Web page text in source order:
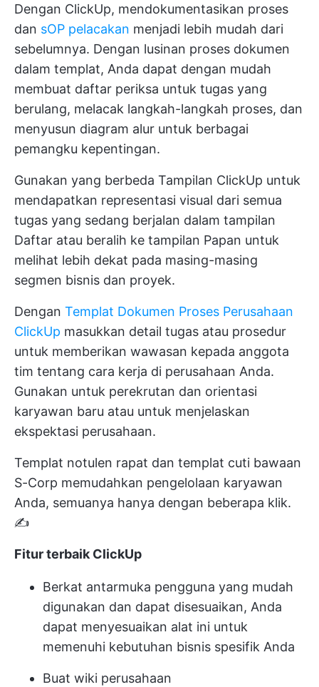
Dengan ClickUp, mendokumentasikan proses
dan sOP pelacakan menjadi lebih mudah dari
sebelumnya. Dengan lusinan proses dokumen
dalam templat, Anda dapat dengan mudah
membuat daftar periksa untuk tugas yang
berulang, melacak langkah-langkah proses, dan
menyusun diagram alur untuk berbagai
pemangku kepentingan.
Gunakan yang berbeda Tampilan ClickUp untuk
mendapatkan representasi visual dari semua
tugas yang sedang berjalan dalam tampilan
Daftar atau beralih ke tampilan Papan untuk
melihat lebih dekat pada masing-masing
segmen bisnis dan proyek.
Dengan Templat Dokumen Proses Perusahaan
ClickUp masukkan detail tugas atau prosedur
untuk memberikan wawasan kepada anggota
tim tentang cara kerja di perusahaan Anda.
Gunakan untuk perekrutan dan orientasi
karyawan baru atau untuk menjelaskan
ekspektasi perusahaan.
Templat notulen rapat dan templat cuti bawaan
S-Corp memudahkan pengelolaan karyawan
Anda, semuanya hanya dengan beberapa klik.
✍️
Fitur terbaik ClickUp
Berkat antarmuka pengguna yang mudah
digunakan dan dapat disesuaikan, Anda
dapat menyesuaikan alat ini untuk
memenuhi kebutuhan bisnis spesifik Anda
Buat wiki perusahaan